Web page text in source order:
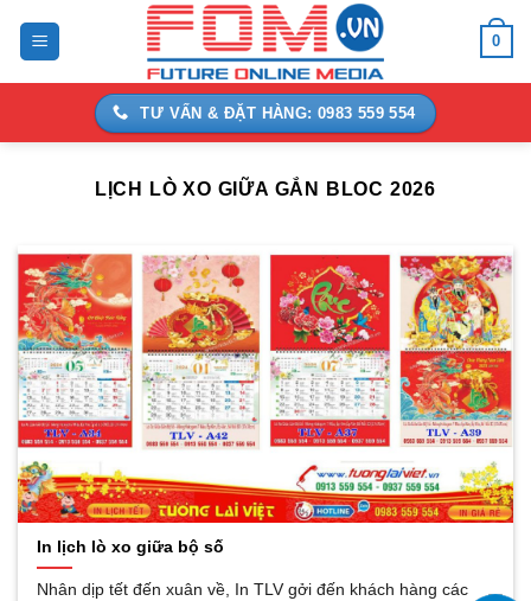
0
TƯ VẤN & ĐẶT HÀNG: 0983 559 554
LỊCH LÒ XO GIỮA GẮN BLOC 2026
In lịch lò xo giữa bộ số
Nhân dịp tết đến xuân về, In TLV gởi đến khách hàng các